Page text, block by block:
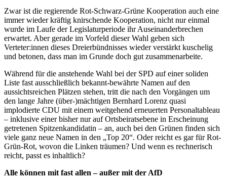
Zwar ist die regierende Rot-Schwarz-Grüne Kooperation auch eine
immer wieder kräftig knirschende Kooperation, nicht nur einmal
wurde im Laufe der Legislaturperiode ihr Auseinanderbrechen
erwartet. Aber gerade im Vorfeld dieser Wahl geben sich
Verteter:innen dieses Dreierbündnisses wieder verstärkt kuschelig
und betonen, dass man im Grunde doch gut zusammenarbeite.
Während für die anstehende Wahl bei der SPD auf einer soliden
Liste fast ausschließlich bekannt-bewährte Namen auf den
aussichtsreichen Plätzen stehen, tritt die nach den Vorgängen um
den lange Jahre (über-)mächtigen Bernhard Lorenz quasi
implodierte CDU mit einem weitgehend erneuerten Personaltableau
– inklusive einer bisher nur auf Ortsbeiratsebene in Erscheinung
getretenen Spitzenkandidatin – an, auch bei den Grünen finden sich
viele ganz neue Namen in den „Top 20“. Oder reicht es gar für Rot-
Grün-Rot, wovon die Linken träumen? Und wenn es rechnerisch
reicht, passt es inhaltlich?
Alle können mit fast allen – außer mit der AfD